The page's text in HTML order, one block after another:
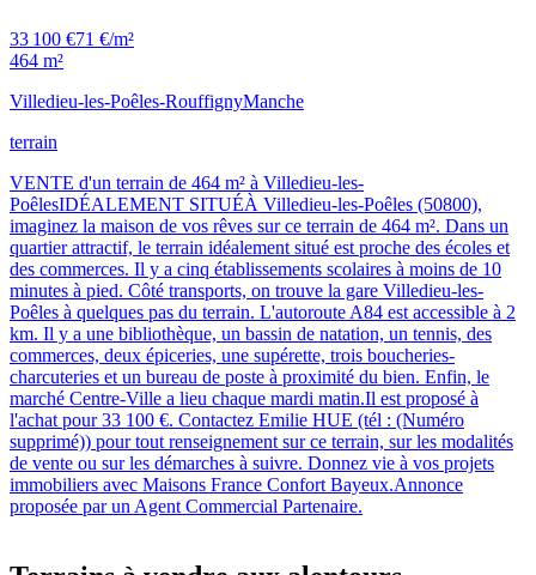
33 100 €71 €/m²
464 m²
Villedieu-les-Poêles-RouffignyManche
terrain
VENTE d'un terrain de 464 m² à Villedieu-les-
PoêlesIDÉALEMENT SITUÉÀ Villedieu-les-Poêles (50800),
imaginez la maison de vos rêves sur ce terrain de 464 m². Dans un
quartier attractif, le terrain idéalement situé est proche des écoles et
des commerces. Il y a cinq établissements scolaires à moins de 10
minutes à pied. Côté transports, on trouve la gare Villedieu-les-
Poêles à quelques pas du terrain. L'autoroute A84 est accessible à 2
km. Il y a une bibliothèque, un bassin de natation, un tennis, des
commerces, deux épiceries, une supérette, trois boucheries-
charcuteries et un bureau de poste à proximité du bien. Enfin, le
marché Centre-Ville a lieu chaque mardi matin.Il est proposé à
l'achat pour 33 100 €. Contactez Emilie HUE (tél : (Numéro
supprimé)) pour tout renseignement sur ce terrain, sur les modalités
de vente ou sur les démarches à suivre. Donnez vie à vos projets
immobiliers avec Maisons France Confort Bayeux.Annonce
proposée par un Agent Commercial Partenaire.